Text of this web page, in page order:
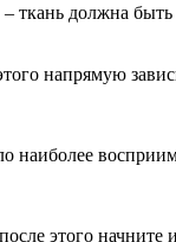
ткань должна
напрямую
наиболее
этого начните